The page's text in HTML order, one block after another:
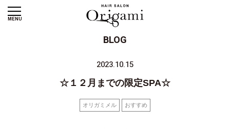
MENU
BLOG
2023.10.15
☆１２月までの限定SPA☆
オリガミメル おすすめ